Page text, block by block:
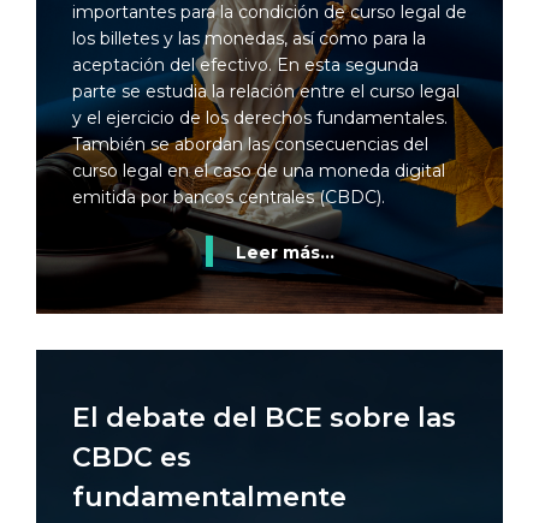
importantes para la condición de curso legal de
los billetes y las monedas, así como para la
aceptación del efectivo. En esta segunda
parte se estudia la relación entre el curso legal
y el ejercicio de los derechos fundamentales.
También se abordan las consecuencias del
curso legal en el caso de una moneda digital
emitida por bancos centrales (CBDC).
Leer más...
El debate del BCE sobre las
CBDC es
fundamentalmente